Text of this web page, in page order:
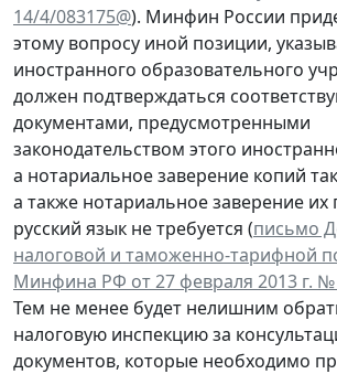
14/4/083175@). Минфин России
этому вопросу иной позиции,
иностранного образовательного
должен подтверждаться
документами, предусмотренными
законодательством этого
а нотариальное заверение копий
а также нотариальное заверение их
русский язык не требуется (письмо
налоговой и таможенно-тарифной
Минфина РФ от 27 февраля 2013 г. №
Тем не менее будет нелишним
налоговую инспекцию за
документов, которые необходимо